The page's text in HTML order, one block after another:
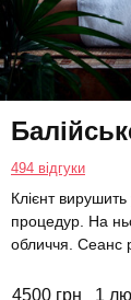
494 відгуки
Клієнт
процедур. На
обличчя. Сеанс
4500 грн 1